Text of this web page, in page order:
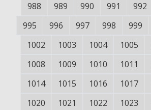
988
989 990 991 992
995
996 997 998 999
1002
1003 1004 1005
1008
1009 1010 1011
1014
1015 1016 1017
1020
1021 1022 1023